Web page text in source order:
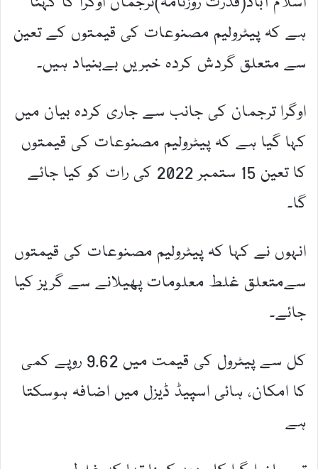
ہے کہ پیٹرولیم مصنوعات کی قیمتوں کے تعین
سے متعلق گردش کردہ خبریں بےبنیاد ہیں۔
اوگرا ترجمان کی جانب سے جاری کردہ بیان میں
کہا گیا ہے کہ پیٹرولیم مصنوعات کی قیمتوں
کا تعین 15 ستمبر 2022 کی رات کو کیا جائے
گا۔
انہوں نے کہا کہ پیٹرولیم مصنوعات کی قیمتوں
سےمتعلق غلط معلومات پھیلانے سے گریز کیا
جائے۔
کل سے پیٹرول کی قیمت میں 9.62 روپے کمی
کا امکان، ہائی اسپیڈ ڈیزل میں اضافہ ہوسکتا
ہے